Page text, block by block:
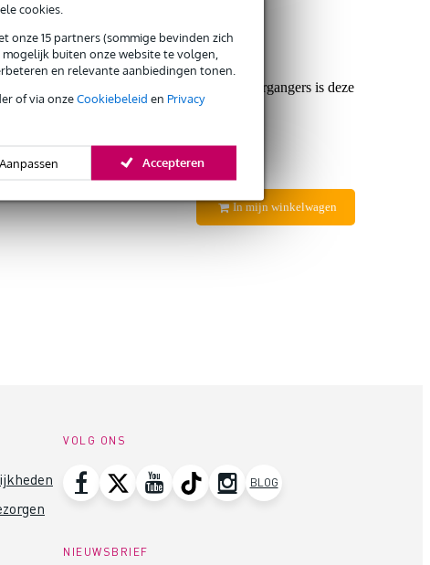
cookies.
onze 15 partners (sommige bevinden zich
buiten onze website te volgen,
en relevante aanbiedingen tonen.
of via onzeCookiebeleid en Privacy
Aanpassen Accepteren
en straat performers. Net zoals zijn voorgangers is deze
In mijn winkelwagen
VOLG ONS
BLOG
NIEUWSBRIEF